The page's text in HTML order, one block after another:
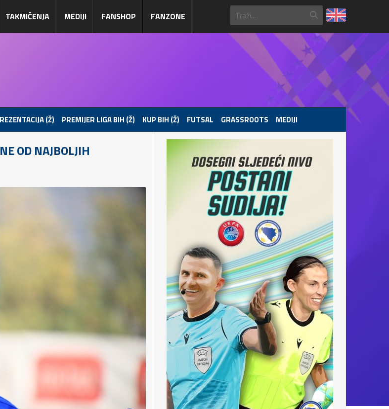
TAKMIČENJA MEDIJI FANSHOP FANZONE
(Ž) PREMIJER LIGA BIH (Ž) KUP BIH (Ž) FUTSAL GRASSROOTS MEDIJI
OD NAJBOLJIH